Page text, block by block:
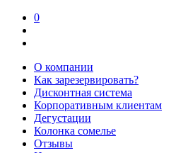
0
О компании
Как зарезервировать?
Дисконтная система
Корпоративным клиентам
Дегустации
Колонка сомелье
Отзывы